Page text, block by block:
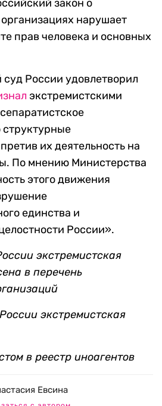
закон о
нарушает
прав человека и основных
России удовлетворил
экстремистскими
их деятельность на
По мнению Министерства
этого движения
единства и
России».
экстремистская
в перечень
экстремистская
в реестр иноагентов
Евсина